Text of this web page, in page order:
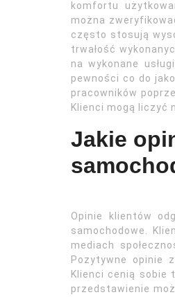
komfortu
można
często stosują
trwałość
na wykonane
pewności co do
pracowników
Klienci mogą liczyć
Jakie
Opinie klientów
samochodowe.
mediach
Pozytywne opinie
Klienci cenią sobie
przedstawienie